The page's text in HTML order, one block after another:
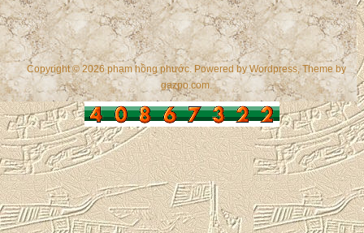
Copyright © 2026 phạm hồng phước. Powered byWordpress , Theme by
gazpo.com.